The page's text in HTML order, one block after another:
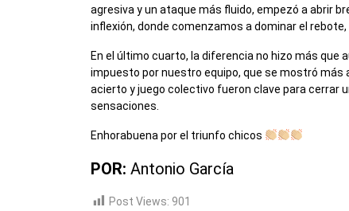
agresiva y un ataque más fluido, empezó a abrir
inflexión, donde comenzamos a dominar el
En el último cuarto, la diferencia no hizo más que
impuesto por nuestro equipo, que se mostró más
acierto y juego colectivo fueron clave para cerrar
sensaciones.
Enhorabuena por el triunfo chicos
POR: Antonio García
Post Views: 901